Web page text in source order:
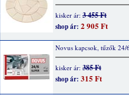
kisker ár: 3 455 Ft
shop ár: 2 905 Ft
Novus kapcsok, tűzők 24/
kisker ár: 385 Ft
shop ár: 315 Ft